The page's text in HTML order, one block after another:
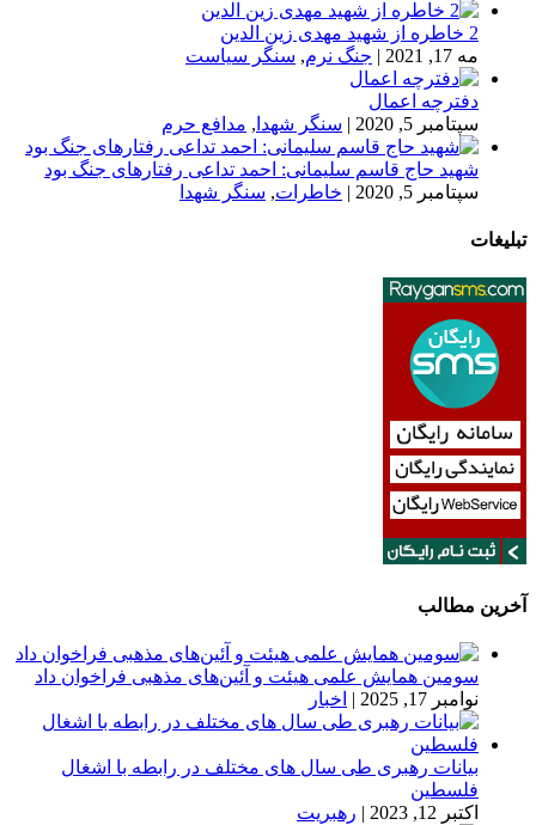
2 خاطره از شهید مهدی زین الدین
مه 17, 2021
| جنگ نرم, سنگر سیاست
دفترچه اعمال
سپتامبر 5, 2020
| سنگر شهدا , مدافع حرم
شهید حاج قاسم سلیمانی: احمد تداعی رفتارهای جنگ بود
سپتامبر 5, 2020
| خاطرات, سنگر شهدا
تبلیغات
آخرین مطالب
سومین همایش علمی هیئت و آئین‌های مذهبی فراخوان داد
نوامبر 17, 2025
| اخبار
بیانات رهبری طی سال های مختلف در رابطه با اشغال
فلسطین
اکتبر 12, 2023
| رهبریت